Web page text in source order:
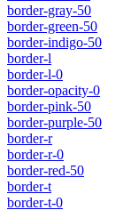
border-gray-50
border-green-50
border-indigo-50
border-l
border-l-0
border-opacity-0
border-pink-50
border-purple-50
border-r
border-r-0
border-red-50
border-t
border-t-0